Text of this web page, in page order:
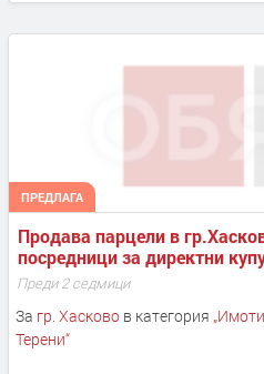
ПРЕДЛАГА
Продава парцели в
посредници за директни
Преди 2 седмици
За гр. Хасковов категория „
Терени“